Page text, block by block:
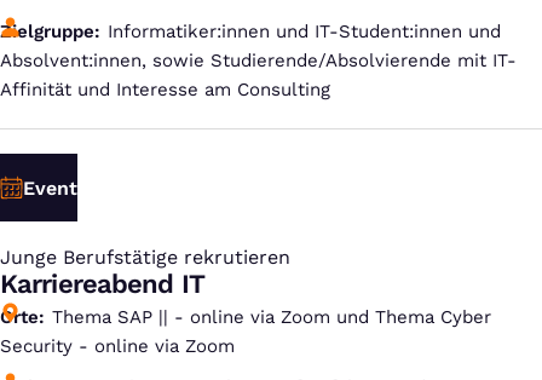
Zielgruppe
Informatiker:innen und IT-Student:innen und
Absolvent:innen, sowie Studierende/Absolvierende mit IT-
Affinität und Interesse am Consulting
Event
Junge Berufstätige rekrutieren
:
Karriereabend IT
Orte
Thema SAP || - online via Zoom und Thema Cyber
Security - online via Zoom